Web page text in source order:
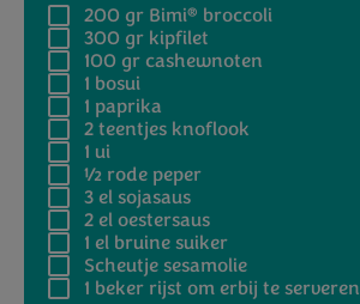
200 gr Bimi® broccoli
300 gr kipfilet
100 gr cashewnoten
1 bosui
1 paprika
2teentjes knoflook
1 ui
½ rode peper
3 elsojasaus
2 eloestersaus
1 el bruine suiker
Scheutjesesamolie
1 beker rijst om erbij te serveren